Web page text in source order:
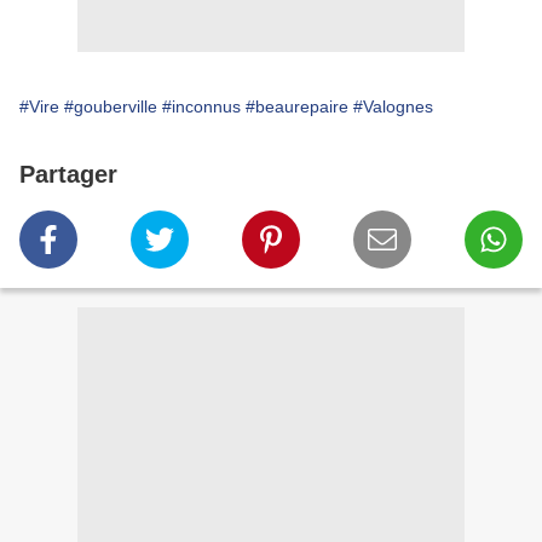
#Vire #gouberville #inconnus #beaurepaire #Valognes
Partager